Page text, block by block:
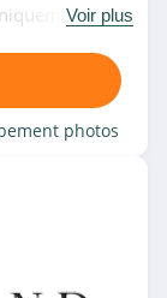
chez
Voir plus
photos